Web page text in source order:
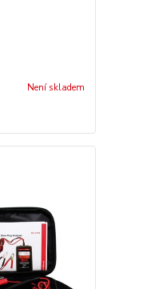
Není skladem